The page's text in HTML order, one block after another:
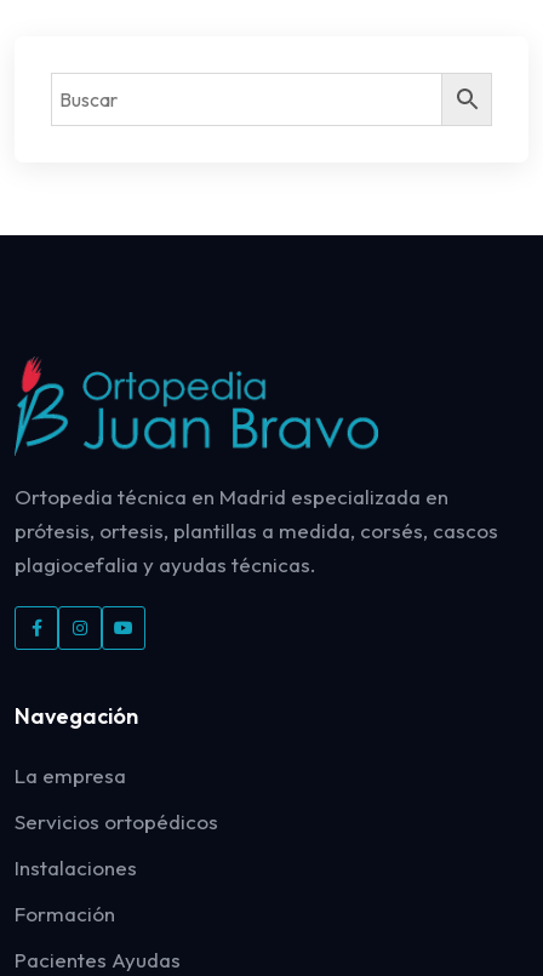
Ortopedia técnica en Madrid especializada en
prótesis, ortesis, plantillas a medida, corsés, cascos
plagiocefalia y ayudas técnicas.
Navegación
La empresa
Servicios ortopédicos
Instalaciones
Formación
Pacientes Ayudas